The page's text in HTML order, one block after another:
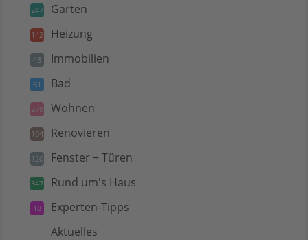
247 Garten
142 Heizung
48 Immobilien
61 Bad
279 Wohnen
104 Renovieren
120 Fenster + Türen
347 Rund um's Haus
18 Experten-Tipps
Aktuelles